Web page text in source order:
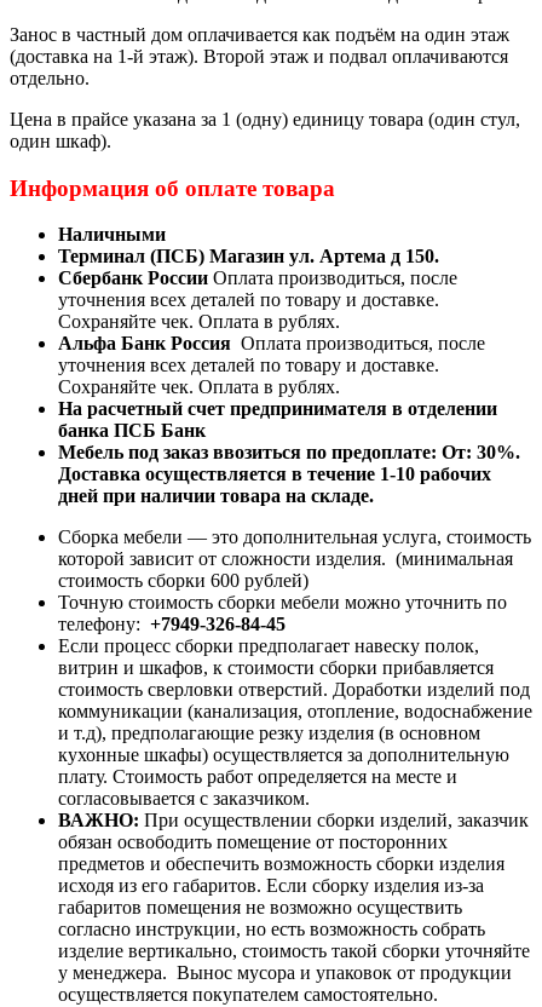
Занос в частный дом оплачивается как подъём на один этаж
(доставка на 1-й этаж). Второй этаж и подвал оплачиваются
отдельно.
Цена в прайсе указана за 1 (одну) единицу товара (один стул,
один шкаф).
Информация об оплате товара
Наличными
Терминал (ПСБ) Магазин ул. Артема д 150.
Сбербанк России Оплата производиться, после
уточнения всех деталей по товару и доставке.
Сохраняйте чек. Оплата в рублях.
Альфа Банк Россия Оплата производиться, после
уточнения всех деталей по товару и доставке.
Сохраняйте чек. Оплата в рублях.
На расчетный счет предпринимателя в отделении
банка ПСБ Банк
Мебель под заказ ввозиться по предоплате: От: 30%.
Доставка осуществляется в течение 1-10 рабочих
дней при наличии товара на складе.
Сборка мебели — это дополнительная услуга, стоимость
которой зависит от сложности изделия. (минимальная
стоимость сборки 600 рублей)
Точную стоимость сборки мебели можно уточнить по
телефону: +7949-326-84-45
Если процесс сборки предполагает навеску полок,
витрин и шкафов, к стоимости сборки прибавляется
стоимость сверловки отверстий. Доработки изделий под
коммуникации (канализация, отопление, водоснабжение
и т.д), предполагающие резку изделия (в основном
кухонные шкафы) осуществляется за дополнительную
плату. Стоимость работ определяется на месте и
согласовывается с заказчиком.
ВАЖНО: При осуществлении сборки изделий, заказчик
обязан освободить помещение от посторонних
предметов и обеспечить возможность сборки изделия
исходя из его габаритов. Если сборку изделия из-за
габаритов помещения не возможно осуществить
согласно инструкции, но есть возможность собрать
изделие вертикально, стоимость такой сборки уточняйте
у менеджера. Вынос мусора и упаковок от продукции
осуществляется покупателем самостоятельно.